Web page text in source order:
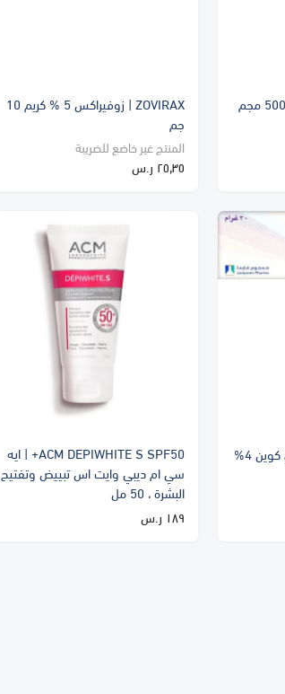
Ponstan | بونستان-فورت 500 مجم
ZOVIRAX | زوفيراكس 5 % كريم 10
جم
المنتج غير خاضع للضريبة
٢٥٫٣٥ ر.س
Hi Quin 4% Cream | هاي كوين 4%
ACM DEPIWHITE S SPF50+ | ايه
سي ام ديبي وايت اس تبييض وتفتيح
البشرة ، 50 مل
١٨٩ ر.س